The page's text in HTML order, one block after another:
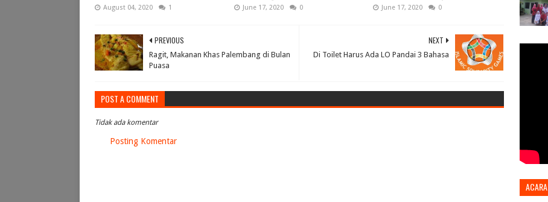
August 04, 2020 1 June 17, 2020 0 June 17, 2020 0
NEXT
Di Toilet Harus Ada LO Pandai 3 Bahasa
PREVIOUS
Ragit, Makanan Khas Palembang di Bulan
Puasa
POST A COMMENT
Tidak ada komentar
Posting Komentar
ACARA